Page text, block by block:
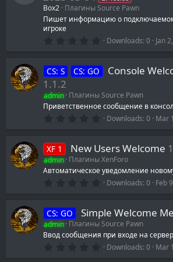
Box2 Плагины Source Pawn
Пишет информацию о
игроке
0
0
s
r
(
Downloads 0 Jan
CS: S CS: GO
Console
1.1.2
admin Плагины Source Pawn
Приветственное сообщение в
0
s
t
a
r
Downloads 0 Mar
XF 1 New Users Welcome
admin Плагины XenForo
Автоматическое уведомление
0
0
s
t
a
r
Downloads 0 Feb
CS: GO Simple Welcome
admin Плагины Source Pawn
Ввод сообщения при входе на сервер
0 Downloads 0 Mar